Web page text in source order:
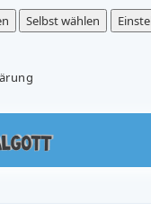
Selbst wählen